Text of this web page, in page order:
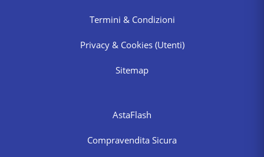
Termini & Condizioni
Privacy & Cookies (Utenti)
Sitemap
AstaFlash
Compravendita Sicura